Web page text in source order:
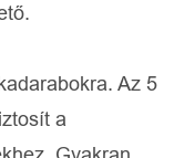
Az 5
a